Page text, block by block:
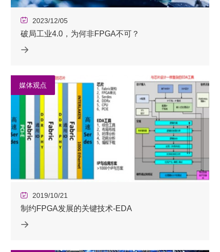
2023/12/05
破局工业4.0，为何非FPGA不可？
媒体观点
2019/10/21
制约FPGA发展的关键技术-EDA